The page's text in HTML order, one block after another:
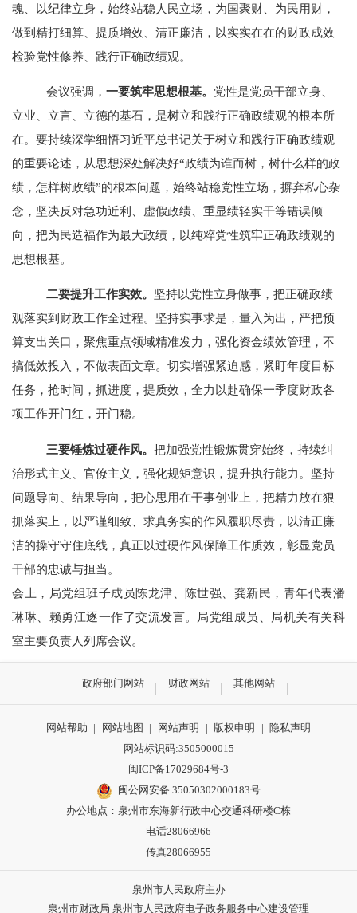
魂、以纪律立身，始终站稳人民立场，为国聚财、为民用财，
做到精打细算、提质增效、清正廉洁，以实实在在的财政成效
检验党性修养、践行正确政绩观。
会议强调， 一要筑牢思想根基。 党性是党员干部立身、
立业、立言、立德的基石，是树立和践行正确政绩观的根本所
在。要持续深学细悟习近平总书记关于树立和践行正确政绩观
的重要论述，从思想深处解决好“政绩为谁而树，树什么样的政
绩，怎样树政绩”的根本问题，始终站稳党性立场，摒弃私心杂
念，坚决反对急功近利、虚假政绩、重显绩轻实干等错误倾
向，把为民造福作为最大政绩，以纯粹党性筑牢正确政绩观的
思想根基。
二要提升工作实效。 坚持以党性立身做事，把正确政绩
观落实到财政工作全过程。坚持实事求是，量入为出，严把预
算支出关口，聚焦重点领域精准发力，强化资金绩效管理，不
搞低效投入，不做表面文章。切实增强紧迫感，紧盯年度目标
任务，抢时间，抓进度，提质效，全力以赴确保一季度财政各
项工作开门红，开门稳。
三要锤炼过硬作风。把加强党性锻炼贯穿始终，持续纠
治形式主义、官僚主义，强化规矩意识，提升执行能力。坚持
问题导向、结果导向，把心思用在干事创业上，把精力放在狠
抓落实上，以严谨细致、求真务实的作风履职尽责，以清正廉
洁的操守守住底线，真正以过硬作风保障工作质效，彰显党员
干部的忠诚与担当。
会上，局党组班子成员陈龙津、陈世强、龚新民，青年代表潘
琳琳、赖勇江逐一作了交流发言。局党组成员、局机关有关科
室主要负责人列席会议。
政府部门网站 财政网站 其他网站
网站帮助 | 网站地图 | 网站声明 | 版权申明 | 隐私声明
网站标识码:3505000015
闽ICP备17029684号-3
闽公网安备 35050302000183号
办公地点：泉州市东海新行政中心交通科研楼C栋
电话28066966
传真28066955
泉州市人民政府主办
泉州市财政局 泉州市人民政府电子政务服务中心建设管理